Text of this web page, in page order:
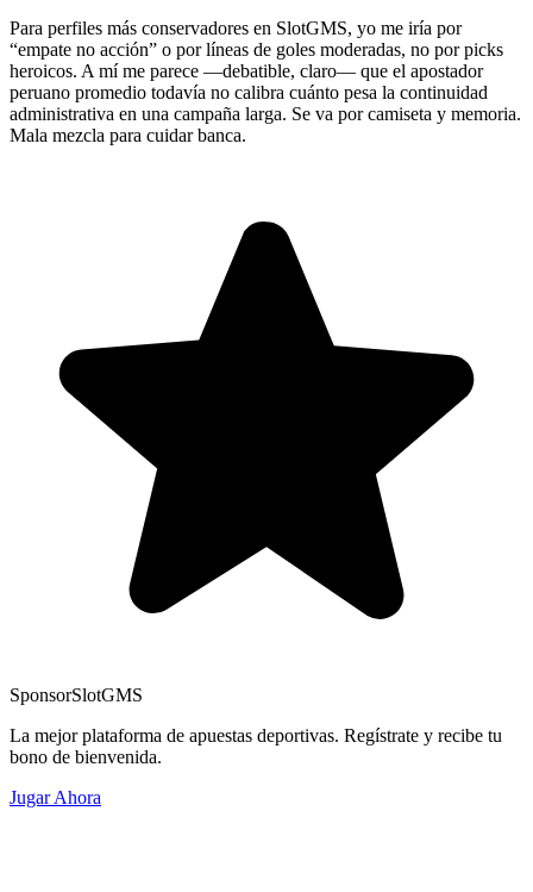
Para perfiles más conservadores en SlotGMS, yo me iría por
“empate no acción” o por líneas de goles moderadas, no por picks
heroicos. A mí me parece —debatible, claro— que el apostador
peruano promedio todavía no calibra cuánto pesa la continuidad
administrativa en una campaña larga. Se va por camiseta y memoria.
Mala mezcla para cuidar banca.
SponsorSlotGMS
La mejor plataforma de apuestas deportivas. Regístrate y recibe tu
bono de bienvenida.
Jugar Ahora